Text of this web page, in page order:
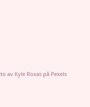
av Kyle Roxaspå Pexels